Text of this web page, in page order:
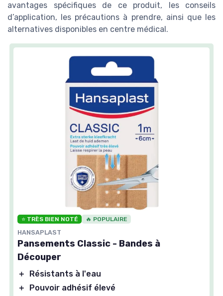
avantages spécifiques de ce produit, les conseils
d’application, les précautions à prendre, ainsi que les
alternatives disponibles en centre médical.
⭐ TRÈS BIEN NOTÉ 🔥 POPULAIRE
HANSAPLAST
Pansements Classic - Bandes à
Découper
＋
Résistants à l'eau
＋
Pouvoir adhésif élevé